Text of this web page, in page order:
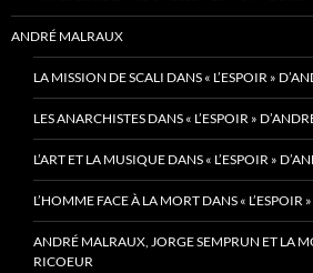
ANDRÉ MALRAUX
LA MISSION DE SCALI DANS « L’ESPOIR »
LES ANARCHISTES DANS « L’ESPOIR »
L’ART ET LA MUSIQUE DANS « L’ESPOIR »
L’HOMME FACE À LA MORT DANS « L’ESPOIR
ANDRÉ MALRAUX, JORGE SEMPRUN ET LA
RICOEUR